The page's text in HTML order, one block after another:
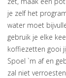
je zelf het
water moet
gebruik je elke
koffiezetten gooi
Spoel `m af en
zal niet